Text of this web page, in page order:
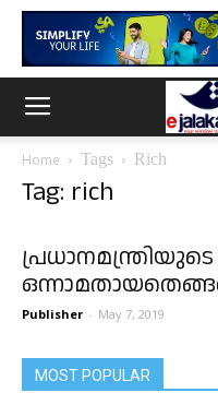
Home Tags Rich
Tag: rich
Publisher - May 7, 2019
MOST POPULAR